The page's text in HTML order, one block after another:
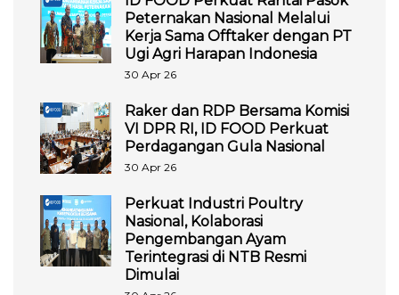
Peternakan Nasional Melalui
Kerja Sama Offtaker dengan PT
Ugi Agri Harapan Indonesia
30 Apr 26
Raker dan RDP Bersama Komisi
VI DPR RI, ID FOOD Perkuat
Perdagangan Gula Nasional
30 Apr 26
Perkuat Industri Poultry
Nasional, Kolaborasi
Pengembangan Ayam
Terintegrasi di NTB Resmi
Dimulai